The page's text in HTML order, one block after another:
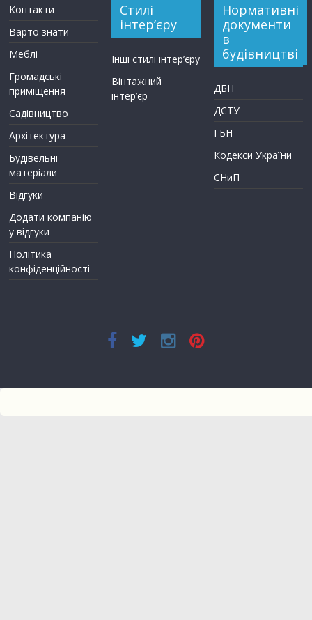
Контакти
Варто знати
Меблі
Громадські
приміщення
Садівництво
Архітектура
Будівельні
матеріали
Відгуки
Додати компанію
у відгуки
Політика
конфіденційності
Стилі
інтер’єру
Інші стилі інтер’єру
Вінтажний
інтер’єр
Нормативні
документи
в
будівництві
ДБН
ДСТУ
ГБН
Кодекси України
СНиП